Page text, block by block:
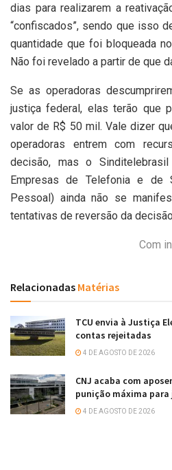
dias para realizarem a
“confiscados”, sendo que isso
quantidade que foi bloqueada
Não foi revelado a partir de que
Se as operadoras
justiça federal, elas terão que
valor de R$ 50 mil. Vale dizer
operadoras entrem com
decisão, mas o
Empresas de Telefonia e de
Pessoal) ainda não se
tentativas de reversão da
Com
Relacionadas Matérias
TCU envia à Justiça
contas rejeitadas
4 DE AGOSTO DE 2026
CNJ acaba com
punição máxima para
4 DE AGOSTO DE 2026